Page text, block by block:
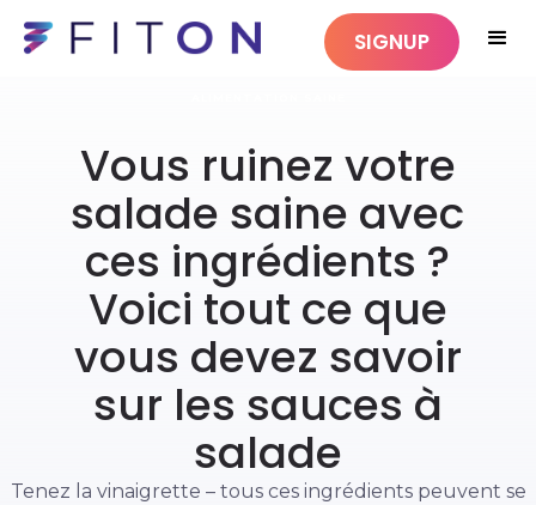
SIGNUP
Vous ruinez votre
salade saine avec
ces ingrédients ?
Voici tout ce que
vous devez savoir
sur les sauces à
salade
Tenez la vinaigrette – tous ces ingrédients peuvent se